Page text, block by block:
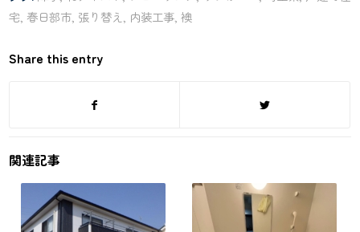
宅 春日部市 張り替え 内装工事 ,襖
Share this entry
関連記事